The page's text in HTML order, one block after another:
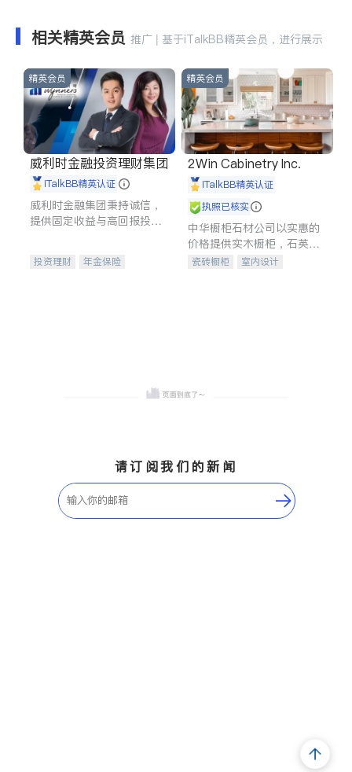
相关精英会员 推广 | 基于iTalkBB精英会员，进行展示
精英会员
威利时金融投资理财集团
iTalkBB精英认证
威利时金融集团秉持诚信，
提供固定收益与高回报投资
合，助力客户实现目标
投资理财
年金保险
精英会员
2Win Cabinetry Inc.
iTalkBB精英认证
执照已核实
中华橱柜石材公司以实惠的
价格提供实木橱柜，石英石
台面，多种优质不锈钢水
瓷砖橱柜
室内设计
请订阅我们的新闻